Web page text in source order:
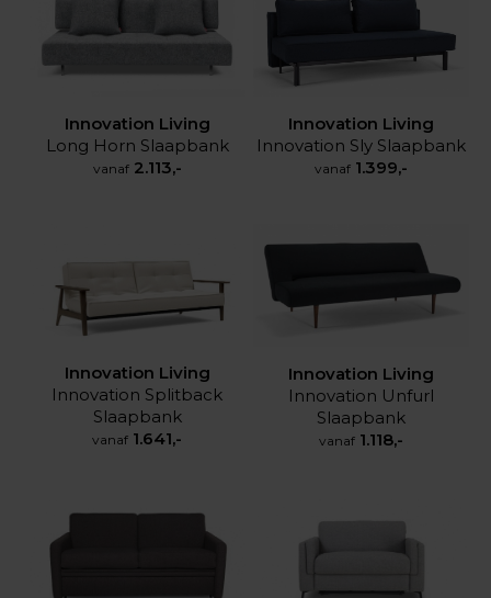
Innovation Living
Long Horn Slaapbank
vanaf 2.113,-
Innovation Living
Innovation Sly Slaapbank
vanaf 1.399,-
Innovation Living
Innovation Splitback
Slaapbank
vanaf 1.641,-
Innovation Living
Innovation Unfurl
Slaapbank
vanaf 1.118,-